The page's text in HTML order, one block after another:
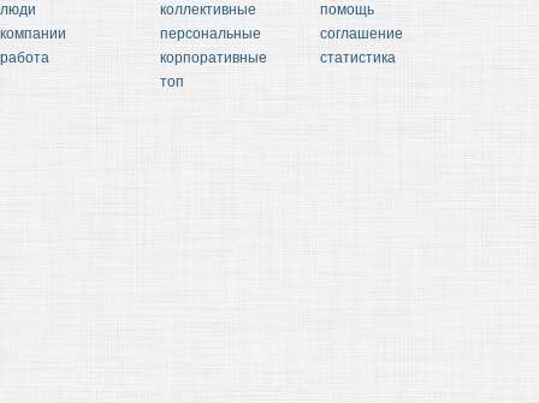
люди
компании
работа
коллективные
персональные
корпоративные
топ
помощь
соглашение
статистика